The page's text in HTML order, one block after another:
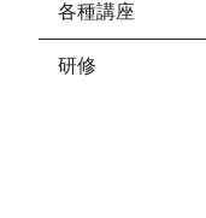
各種講座
研修